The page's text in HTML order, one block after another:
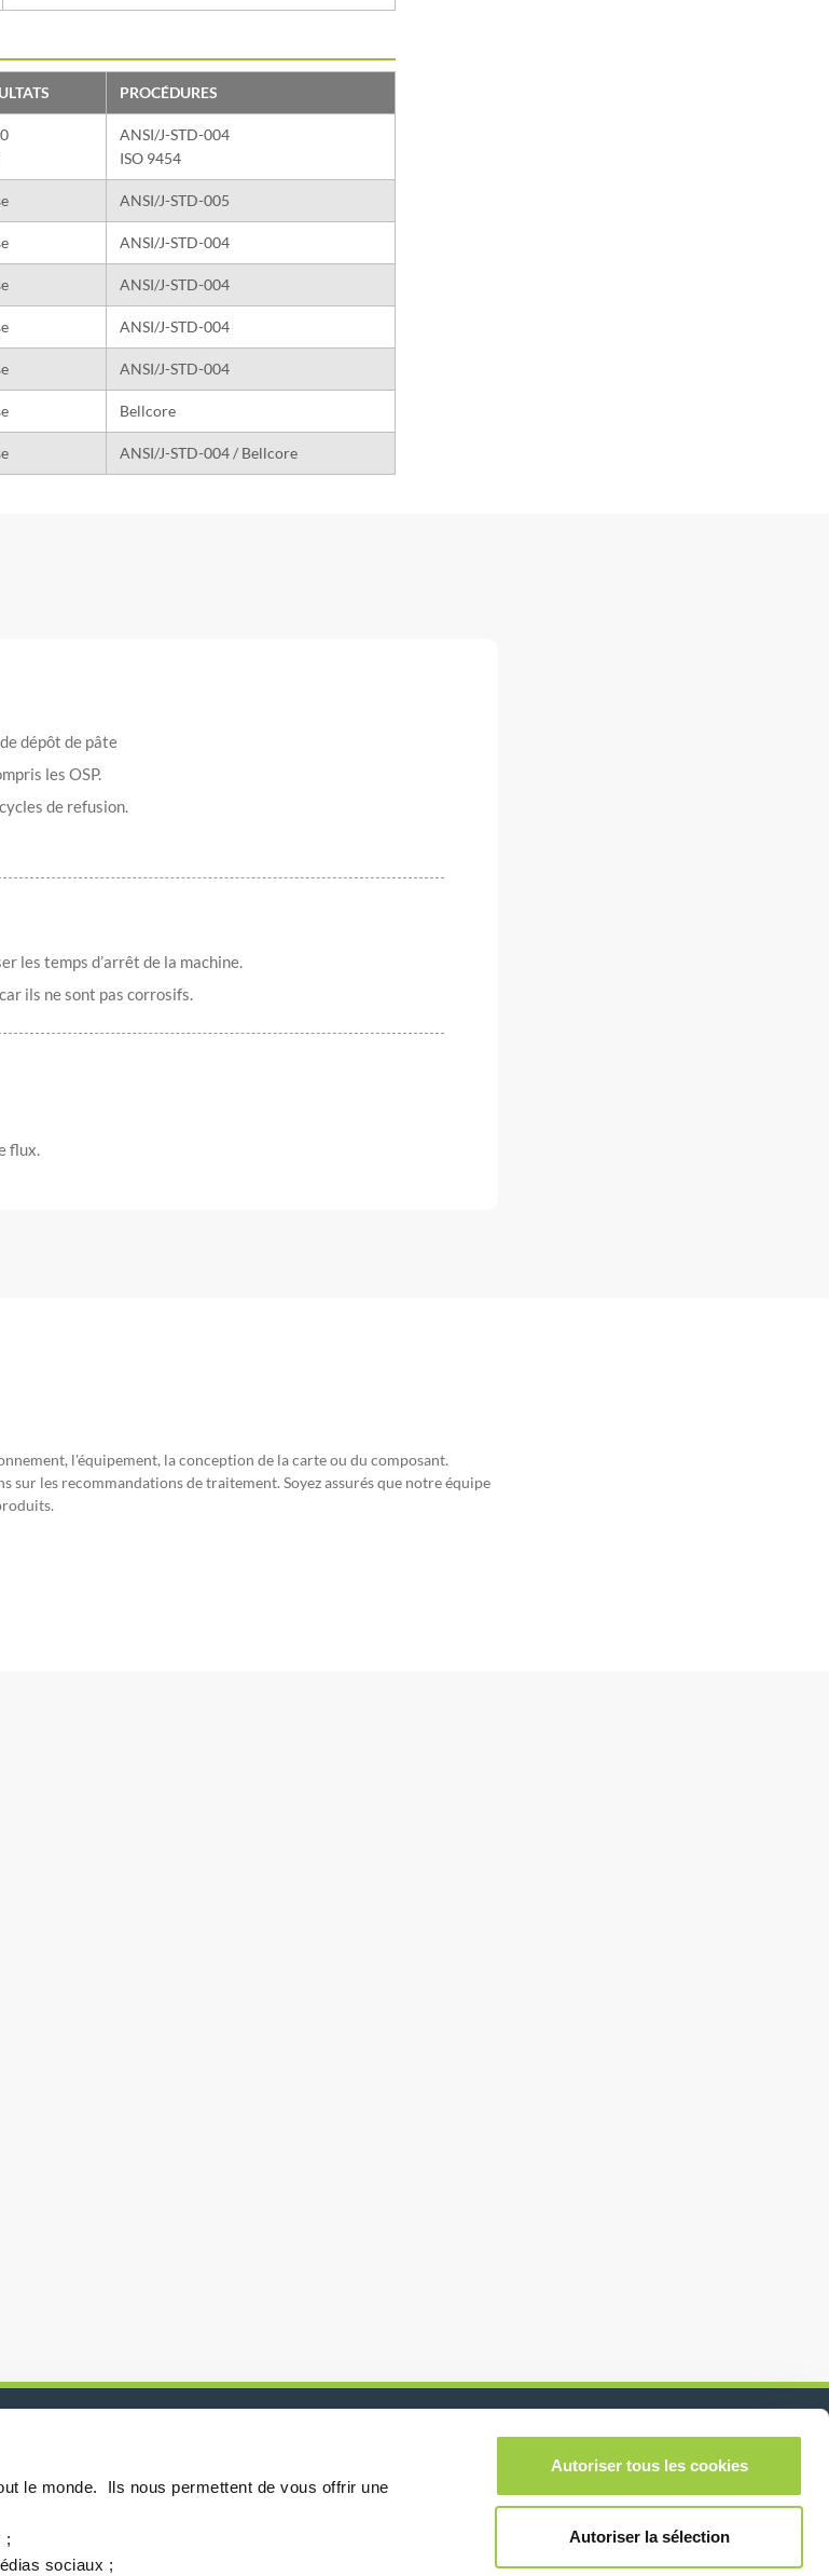
le monde. ​ Ils nous permettent de vous offrir une
;​
sociaux ;
Autoriser tous les cookies
Autoriser la sélection
PROCÉDURES
ANSI/J-STD-004
ISO 9454
ANSI/J-STD-005
ANSI/J-STD-004
ANSI/J-STD-004
ANSI/J-STD-004
ANSI/J-STD-004
Bellcore
ANSI/J-STD-004 / Bellcore
dépôt de pâte
les OSP.
de refusion.
les temps d’arrêt de la machine.
ils ne sont pas corrosifs.
flux.
l'équipement, la conception de la carte ou du composant.
les recommandations de traitement. Soyez assurés que notre équipe
Suivez-nous sur: